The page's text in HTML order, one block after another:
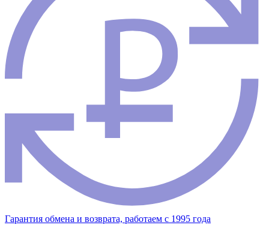
Гарантия обмена и возврата, работаем с 1995 года